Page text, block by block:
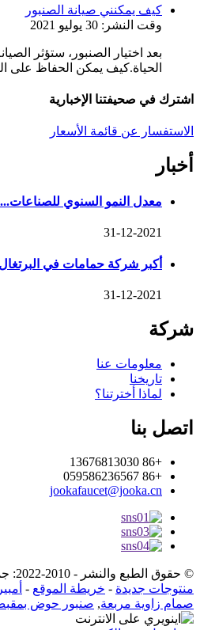
كيف يمكنني صيانة الصنبور
وقت النشر: 30 يوليو 2021
بعد اختيار الصنبور، ستؤثر
الحياة.كيف يمكن الحفاظ على
اشترك في صحيفتنا الإخبارية
الاستفسار عن قائمة الأسعار
أخبار
معدل النمو السنوي للصناعات...
31-12-2021
أكبر شركة حمامات في
31-12-2021
شركة
معلومات عنا
تاريخنا
لماذا أخترتنا؟
اتصل بنا
+86 13676813030
+86 059586236567
jookafaucet@jooka.cn
© حقوق الطبع والنشر - 2010-2022: جميع الحقوق محفوظة.
منتوجات جديدة - خريطة الموقع -
صمام زاوية مربعة, صنبور حوض